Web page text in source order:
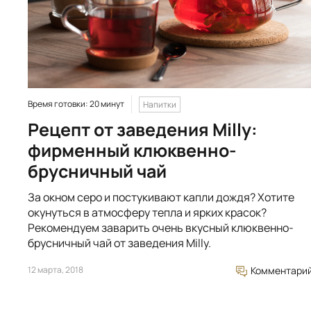
Время готовки: 20 минут Напитки
Рецепт от заведения Milly:
фирменный клюквенно-
брусничный чай
За окном серо и постукивают капли дождя? Хотите
окунуться в атмосферу тепла и ярких красок?
Рекомендуем заварить очень вкусный клюквенно-
брусничный чай от заведения Milly.
12 марта, 2018